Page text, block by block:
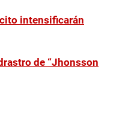
intensificarán
de “Jhonsson